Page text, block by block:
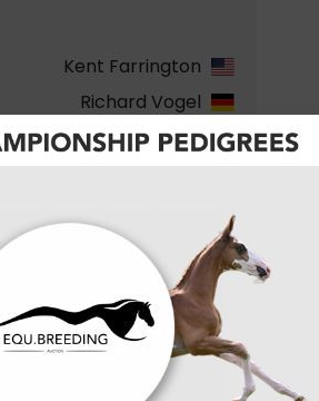
Kent Farrington
Richard Vogel
Shane Sweetnam
Scott Brash
Daniel Bluman
Gilles Thomas
Nina Mallevaey
Julien Epaillard
Christian Kukuk